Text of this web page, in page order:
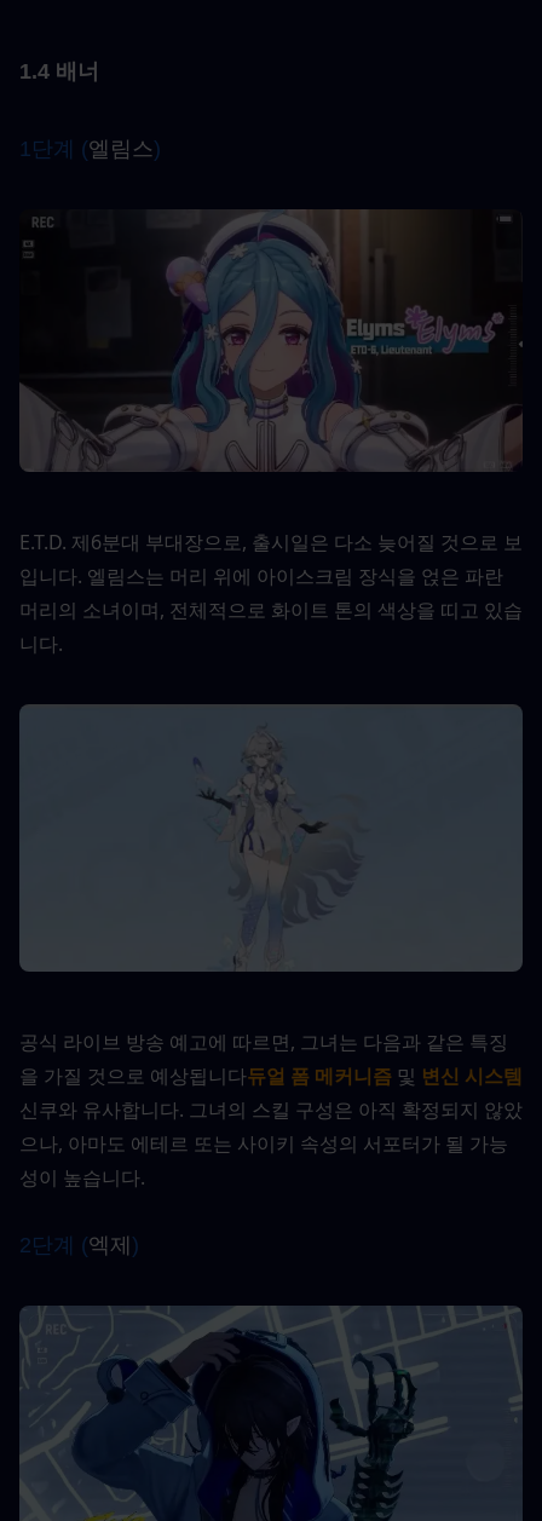
1.4 배너
1단계 (엘림스)
E.T.D. 제6분대 부대장으로, 출시일은 다소 늦어질 것으로 보
입니다. 엘림스는 머리 위에 아이스크림 장식을 얹은 파란
머리의 소녀이며, 전체적으로 화이트 톤의 색상을 띠고 있습
니다.
공식 라이브 방송 예고에 따르면, 그녀는 다음과 같은 특징
을 가질 것으로 예상됩니다듀얼 폼 메커니즘 및 변신 시스템
신쿠와 유사합니다. 그녀의 스킬 구성은 아직 확정되지 않았
으나, 아마도 에테르 또는 사이키 속성의 서포터가 될 가능
성이 높습니다.
2단계 (엑제 )